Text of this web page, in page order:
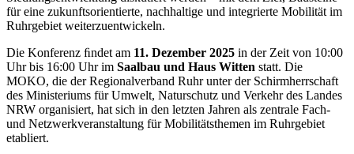
für eine zukunftsorientierte, nachhaltige und integrierte Mobilität im
Ruhrgebiet weiterzuentwickeln.
Die Konferenz ﬁndet am 11. Dezember 2025 in der Zeit von 10:00
Uhr bis 16:00 Uhr im Saalbau und Haus Witten statt. Die
MOKO, die der Regionalverband Ruhr unter der Schirmherrschaft
des Ministeriums für Umwelt, Naturschutz und Verkehr des Landes
NRW organisiert, hat sich in den letzten Jahren als zentrale Fach-
und Netzwerkveranstaltung für Mobilitätsthemen im Ruhrgebiet
etabliert.